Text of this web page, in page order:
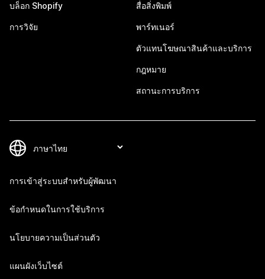
บล็อก Shopify
การวิจัย
สื่อสิ่งพิมพ์
พาร์ทเนอร์
ตัวแทนโฆษณาสินค้าและบริการ
กฎหมาย
สถานะการบริการ
การเข้าสู่ระบบสำหรับผู้พัฒนา
ข้อกำหนดในการใช้บริการ
นโยบายความเป็นส่วนตัว
แผนผังเว็บไซต์